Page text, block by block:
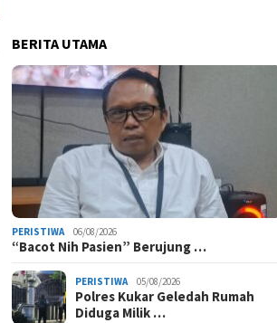
BERITA UTAMA
PERISTIWA 06/08/2026
“Bacot Nih Pasien” Berujung …
PERISTIWA 05/08/2026
Polres Kukar Geledah Rumah
Diduga Milik …